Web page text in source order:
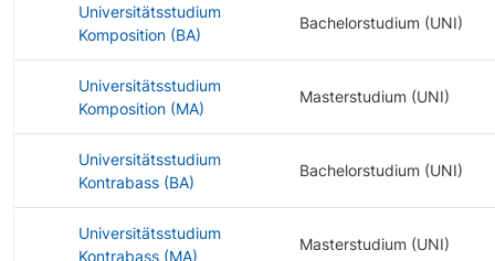
Universitätsstudium
Komposition (BA)
Bachelorstudium (UNI)
Universitätsstudium
Komposition (MA)
Masterstudium (UNI)
Universitätsstudium
Kontrabass (BA)
Bachelorstudium (UNI)
Universitätsstudium
Kontrabass (MA)
Masterstudium (UNI)